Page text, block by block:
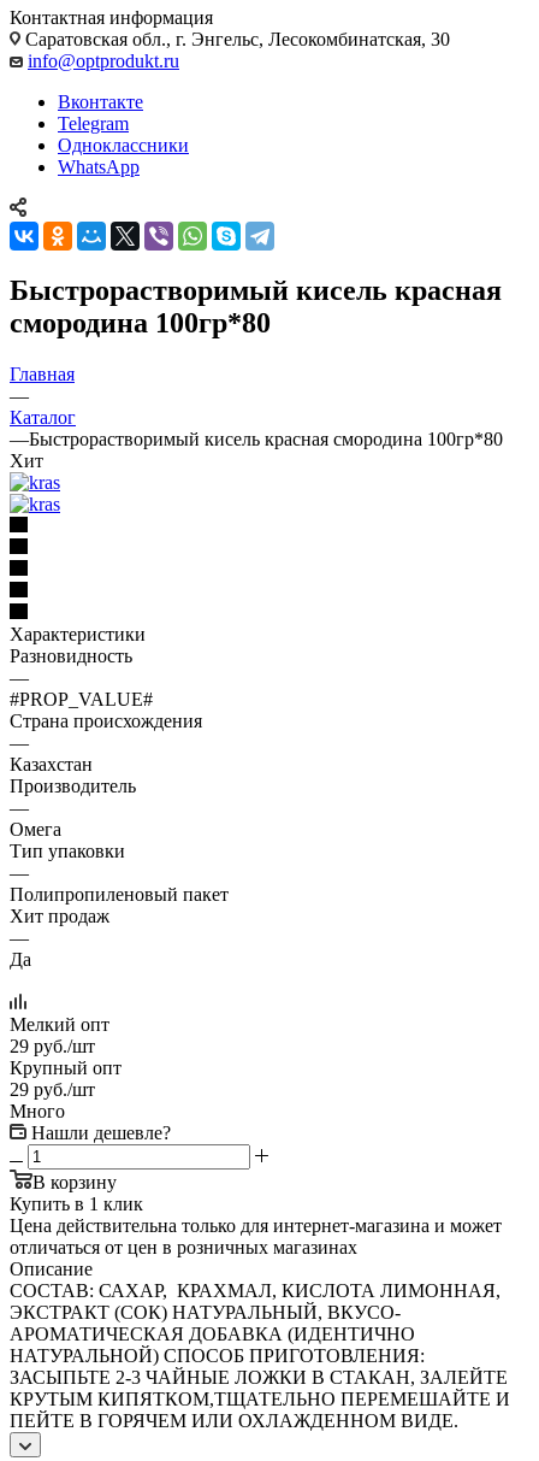
Контактная информация
Саратовская обл., г. Энгельс, Лесокомбинатская, 30
info@optprodukt.ru
Вконтакте
Telegram
Одноклассники
WhatsApp
Быстрорастворимый кисель красная
смородина 100гр*80
Главная
—
Каталог
—Быстрорастворимый кисель красная смородина 100гр*80
Хит
Характеристики
Разновидность
—
#PROP_VALUE#
Страна происхождения
—
Казахстан
Производитель
—
Омега
Тип упаковки
—
Полипропиленовый пакет
Хит продаж
—
Да
Мелкий опт
29 руб./шт
Крупный опт
29 руб./шт
Много
Нашли дешевле?
В корзину
Купить в 1 клик
Цена действительна только для интернет-магазина и может
отличаться от цен в розничных магазинах
Описание
СОСТАВ: САХАР, КРАХМАЛ, КИСЛОТА ЛИМОННАЯ,
ЭКСТРАКТ (СОК) НАТУРАЛЬНЫЙ, ВКУСО-
АРОМАТИЧЕСКАЯ ДОБАВКА (ИДЕНТИЧНО
НАТУРАЛЬНОЙ) СПОСОБ ПРИГОТОВЛЕНИЯ:
ЗАСЫПЬТЕ 2-3 ЧАЙНЫЕ ЛОЖКИ В СТАКАН, ЗАЛЕЙТЕ
КРУТЫМ КИПЯТКОМ,ТЩАТЕЛЬНО ПЕРЕМЕШАЙТЕ И
ПЕЙТЕ В ГОРЯЧЕМ ИЛИ ОХЛАЖДЕННОМ ВИДЕ.